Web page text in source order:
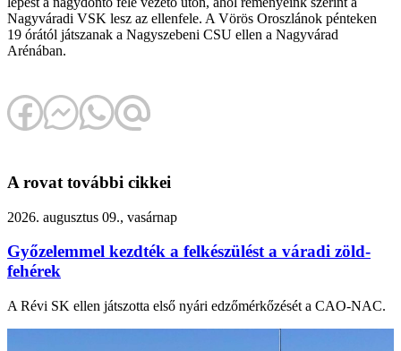
Nagyváradi VSK lesz az ellenfele. A Vörös Oroszlánok pénteken
19 órától játszanak a Nagyszebeni CSU ellen a Nagyvárad
Arénában.
A rovat további cikkei
2026. augusztus 09., vasárnap
Győzelemmel kezdték a felkészülést a váradi zöld-
fehérek
A Révi SK ellen játszotta első nyári edzőmérkőzését a CAO-NAC.